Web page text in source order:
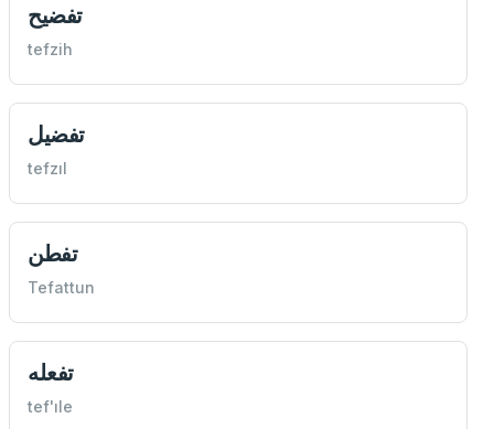
تفضيح
tefzih
تفضيل
tefzıl
تفطن
Tefattun
تفعله
tef'ıle